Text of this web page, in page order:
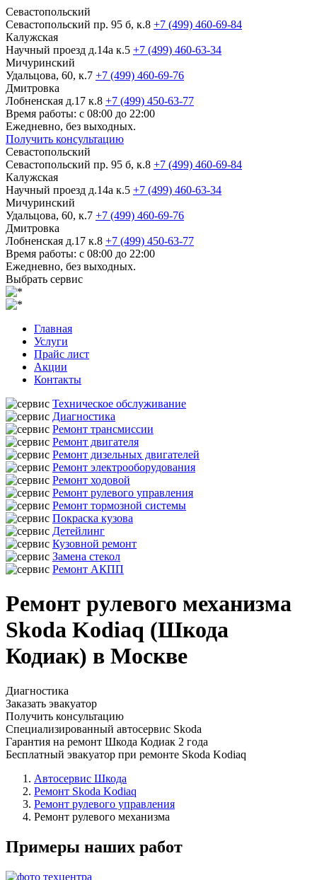
Севастопольский
Севастопольский пр. 95 б, к.8 +7 (499) 460-69-84
Калужская
Научный проезд д.14а к.5 +7 (499) 460-63-34
Мичуринский
Удальцова, 60, к.7 +7 (499) 460-69-76
Дмитровка
Лобненская д.17 к.8 +7 (499) 450-63-77
Время работы: с 08:00 до 22:00
Ежедневно, без выходных.
Получить консультацию
Севастопольский
Севастопольский пр. 95 б, к.8 +7 (499) 460-69-84
Калужская
Научный проезд д.14а к.5 +7 (499) 460-63-34
Мичуринский
Удальцова, 60, к.7 +7 (499) 460-69-76
Дмитровка
Лобненская д.17 к.8 +7 (499) 450-63-77
Время работы: с 08:00 до 22:00
Ежедневно, без выходных.
Выбрать сервис
Главная
Услуги
Прайс лист
Акции
Контакты
Техническое обслуживание
Диагностика
Ремонт трансмиссии
Ремонт двигателя
Ремонт дизельных двигателей
Ремонт электрооборудования
Ремонт ходовой
Ремонт рулевого управления
Ремонт тормозной системы
Покраска кузова
Детейлинг
Кузовной ремонт
Замена стекол
Ремонт АКПП
Ремонт рулевого механизма
Skoda Kodiaq (Шкода
Кодиак) в Москве
Диагностика
Заказать эвакуатор
Получить консультацию
Специализированный автосервис Skoda
Гарантия на ремонт Шкода Кодиак 2 года
Бесплатный эвакуатор при ремонте Skoda Kodiaq
Автосервис Шкода
Ремонт Skoda Kodiaq
Ремонт рулевого управления
Ремонт рулевого механизма
Примеры наших работ